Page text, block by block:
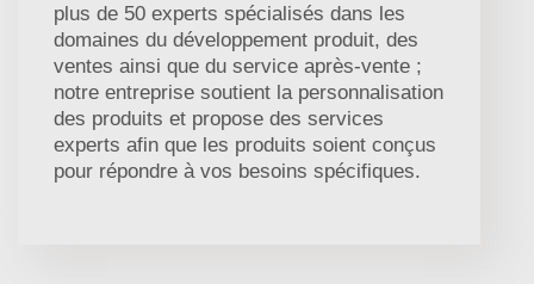
plus de 50 experts spécialisés dans les
domaines du développement produit, des
ventes ainsi que du service après-vente ;
notre entreprise soutient la personnalisation
des produits et propose des services
experts afin que les produits soient conçus
pour répondre à vos besoins spécifiques.